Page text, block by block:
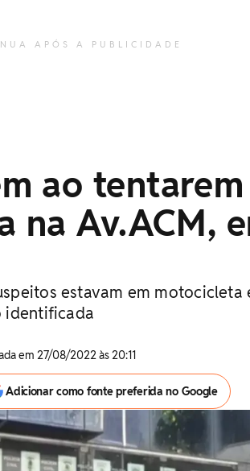
APÓS A PUBLICIDADE
ao tentarem
na Av.ACM,
estavam em motocicleta
identificada
em 27/08/2022 às 20:11
Adicionar como fonte preferida no Google